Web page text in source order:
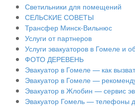
Светильники для помещений
СЕЛЬСКИЕ СОВЕТЫ
Трансфер Минск-Вильнюс
Услуги от партнеров
Услуги эвакуаторов в Гомеле и
ФОТО ДЕРЕВЕНЬ
Эвакуатор в Гомеле — как
Эвакуатор в Гомеле —
Эвакуатор в Жлобин — сервис
Эвакуатор Гомель — телефоны